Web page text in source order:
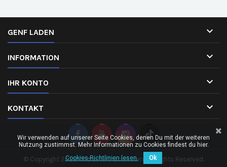
GENF LADEN 
INFORMATION 
IHR KONTO 
KONTAKT 
© Copyright 2026 CharacterStation.com. All Rights Reserved.
Wir verwenden auf unserer Seite Cookies, denen Du mit der weiteren
Nutzung zustimmst. Mehr Informationen zu Cookies findest du hier.
Cookies-Richtlinien lesen.
Ok